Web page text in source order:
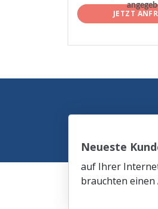
JETZT
Neueste
auf Ihrer
brauchten